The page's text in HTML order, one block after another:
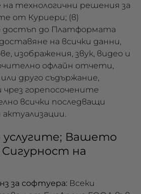
технологични решения за
от Куриери; (в)
достъп до Платформата
на всички данни,
изображения, звук, видео и
офлайн отчети,
друго съдържание,
горепосочените
всички последващи
услугите; Вашето
на
за софтуера: Всеки